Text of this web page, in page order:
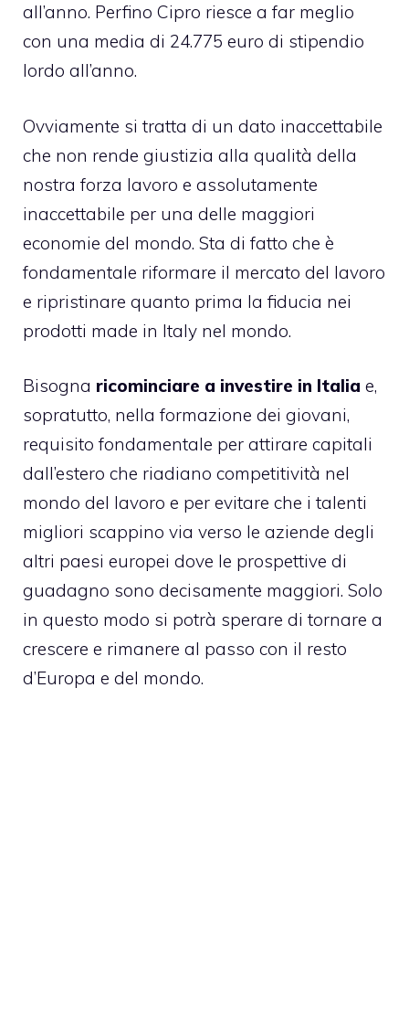
all’anno. Perfino Cipro riesce a far meglio
con una media di 24.775 euro di stipendio
lordo all’anno.
Ovviamente si tratta di un dato inaccettabile
che non rende giustizia alla qualità della
nostra forza lavoro e assolutamente
inaccettabile per una delle maggiori
economie del mondo. Sta di fatto che è
fondamentale riformare il mercato del lavoro
e ripristinare quanto prima la fiducia nei
prodotti made in Italy nel mondo.
Bisogna ricominciare a investire in Italia e,
sopratutto, nella formazione dei giovani,
requisito fondamentale per attirare capitali
dall’estero che riadiano competitività nel
mondo del lavoro e per evitare che i talenti
migliori scappino via verso le aziende degli
altri paesi europei dove le prospettive di
guadagno sono decisamente maggiori. Solo
in questo modo si potrà sperare di tornare a
crescere e rimanere al passo con il resto
d’Europa e del mondo.